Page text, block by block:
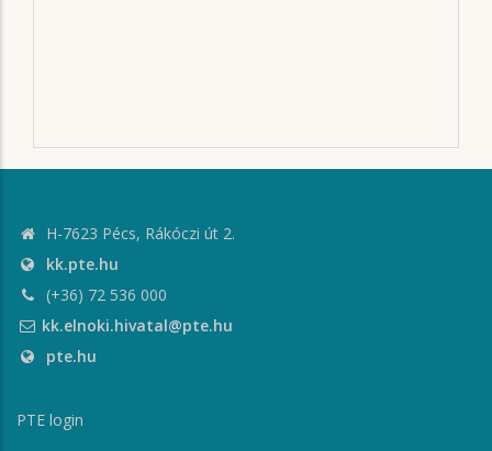
H-7623 Pécs, Rákóczi út 2.
kk.pte.hu
(+36) 72 536 000
kk.elnoki.hivatal@pte.hu
pte.hu
PTE login